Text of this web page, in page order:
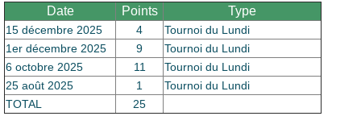
Date Points Type
15 décembre 2025 4
Tournoi du Lundi
1er décembre 2025
9
Tournoi du Lundi
6 octobre 2025
11
Tournoi du Lundi
25 août 2025
1
Tournoi du Lundi
TOTAL
25